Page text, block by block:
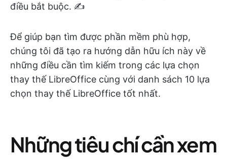
điều bắt buộc. ✍️
Để giúp bạn tìm được phần mềm phù hợp,
chúng tôi đã tạo ra hướng dẫn hữu ích này về
những điều cần tìm kiếm trong các lựa chọn
thay thế LibreOffice cùng với danh sách 10 lựa
chọn thay thế LibreOffice tốt nhất.
Những tiêu chí cần xem